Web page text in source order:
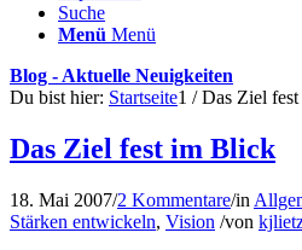
Suche
Menü Menü
Blog - Aktuelle Neuigkeiten
Du bist hier: Startseite1 / Das Ziel
Das Ziel fest im Blick
18. Mai 2007/2 Kommentare/in
Stärken entwickeln, Vision /von